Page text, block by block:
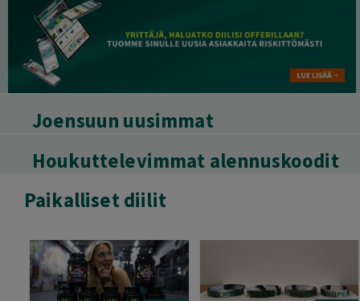
Joensuun uusimmat
Houkuttelevimmat alennuskoodit
Paikalliset diilit